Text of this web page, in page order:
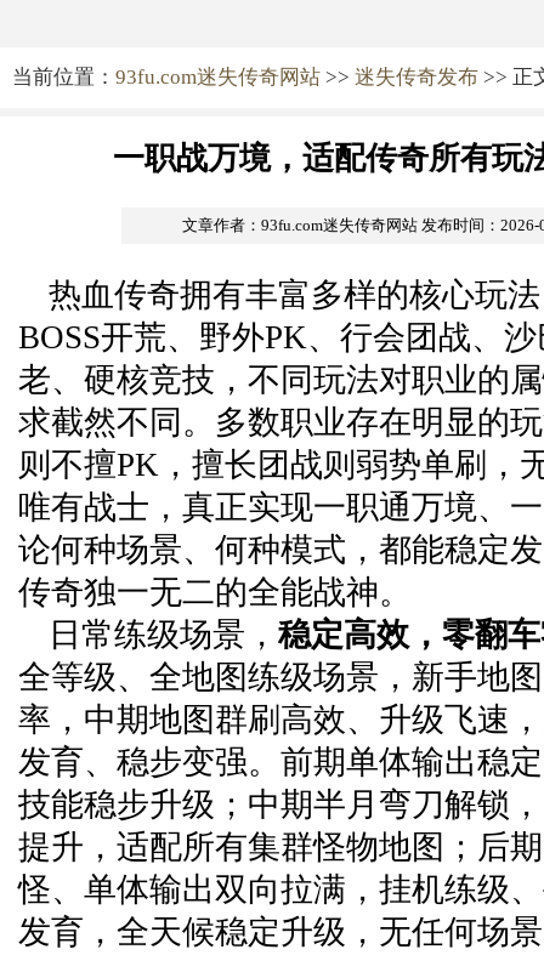
当前位置： 93fu.com迷失传奇网站 >> 迷失传奇发布 >> 正
一职战万境，适配传奇所有玩
文章作者：93fu.com迷失传奇网站 发布时间：2026-
热血传奇拥有丰富多样的核心玩
BOSS开荒、野外PK、行会团战、
老、硬核竞技，不同玩法对职业的
求截然不同。多数职业存在明显的
则不擅PK，擅长团战则弱势单刷，
唯有战士，真正实现一职通万境、
论何种场景、何种模式，都能稳定
传奇独一无二的全能战神。
日常练级场景， 稳定高效，零翻
全等级、全地图练级场景，新手地
率，中期地图群刷高效、升级飞速
发育、稳步变强。前期单体输出稳
技能稳步升级；中期半月弯刀解锁
提升，适配所有集群怪物地图；后
怪、单体输出双向拉满，挂机练级
发育，全天候稳定升级，无任何场